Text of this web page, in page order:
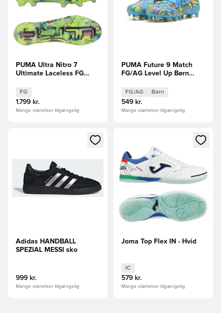
PUMA Ultra Nitro 7
Ultimate Laceless FG
EDITION
FG
1.799 kr.
Mange størrelser tilgængelig
PUMA Future 9 Match
FG/AG Level Up Børn
FG/AG Børn
549 kr.
Mange størrelser tilgængelig
Åbner en Modal til at logge ind eller tilmelde dig som
Adidas HANDBALL
SPEZIAL MESSI sko
999 kr.
Mange størrelser tilgængelig
Åbner en Modal til at logge
Joma Top Flex IN - Hvid
IC
579 kr.
Mange størrelser tilgængelig